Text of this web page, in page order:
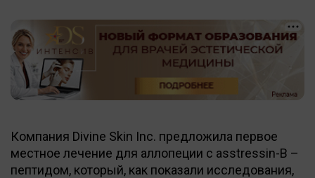
Компания Divine Skin Inc. предложила первое
местное лечение для аллопеции с asstressin-В –
пептидом, который, как показали исследования,